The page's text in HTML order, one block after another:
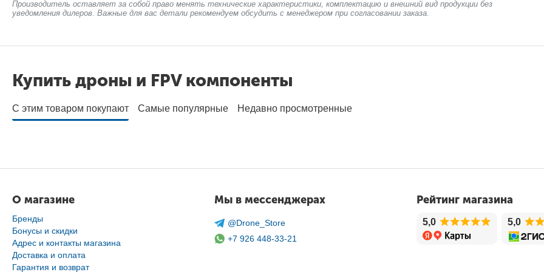
Производитель оставляет за собой право менять технические характеристики, комплектацию и внешний вид продукции без
уведомления дилеров. Важные для вас детали рекомендуем обсудить с менеджером при согласовании заказа.
Купить дроны и FPV компоненты
С этим товаром покупают Самые популярные Недавно просмотренные
О магазине
Бренды
Бонусы и скидки
Адрес и контакты магазина
Доставка и оплата
Гарантия и возврат
Мы в мессенджерах
@Drone_Store
+7 926 448-33-21
Рейтинг магазина
5,0 5,0